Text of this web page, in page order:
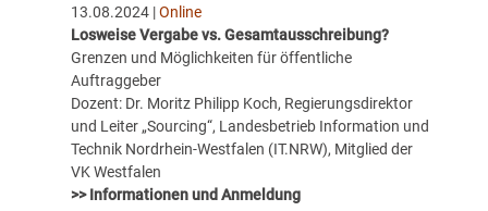
13.08.2024 |Online
Losweise Vergabe vs. Gesamtausschreibung?
Grenzen und Möglichkeiten für öffentliche
Auftraggeber
Dozent: Dr. Moritz Philipp Koch, Regierungsdirektor
und Leiter „Sourcing“, Landesbetrieb Information und
Technik Nordrhein-Westfalen (IT.NRW), Mitglied der
VK Westfalen
>> Informationen und Anmeldung